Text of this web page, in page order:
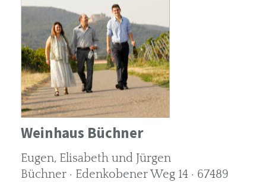
Weinhaus Büchner
Eugen, Elisabeth und Jürgen
Büchner · Edenkobener Weg 14 · 67489